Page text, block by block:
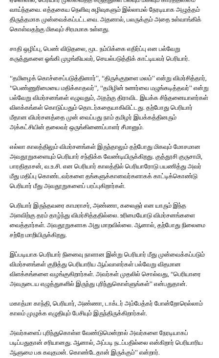
வாய்ந்தவை. எத்தகைய நெளிவு சுழிவுகளும் இல்லாமல் நேரடியாக அழுத்தம்
திருத்தமாக முன்வைக்கப்பட்டவை. அதனால், பலருக்கும் அதை உள்வாங்கிக்
கொள்வதற்கு மிகவும் சிரமமாக உள்ளது.
சாதி ஒழிப்பு, பெண் விடுதலை, மூட நம்பிக்கை எதிர்ப்பு என பல்வேறு
கருத்துகளை ஓங்கி முழங்கியவர், செயல்படுத்திக் காட்டியவர் பெரியார்.
“தமிழைக் கொச்சைப்படுத்தினார்”, “திருக்குறளை மலம்” என்று விமர்சித்தார்,
“பெண்ணுரிமையை மதிக்காதவர்”, “தமிழின் உணர்வை மழுங்கடித்தவர்” என்று
பல்வேறு விமர்சனங்கள் எழுவதும், அதற்கு திராவிட இயக்க சிந்தனையாளர்கள்
விளக்கங்கள் கொடுப்பதும் தொடர்கதையாகிவிட்டது. தற்போது பெரியார்
மீதான விமர்சனத்தை முன் வைப்பது நாம் தமிழர் இயக்கத்தினரும்
அக்கட்சியின் தலைவர் ஒருங்கிணைப்பாளர் சீமானும்.
எல்லா காலத்திலும் விமர்சனங்கள் இருந்தாலும் தற்போது மிகவும் மோசமான
அவதூறுகளையும் பெரியார் சந்திக்க வேண்டியிருக்கிறது. குத்தூசி குருசாமி,
பாரதிதாசன், வ.உ.சி. என பெரியார் காலத்தில் பெரியாரோடு பயணித்து அவர்
மீது மதிப்பு கொண்டவர்களை தங்களுக்கானவர்களாகக் காட்டிக்கொண்டு
பெரியார் மீது அவதூறுகளைப் பரப்புகிறார்கள்.
பெரியார் இருந்தவரை காமராசர், அண்ணா, கலைஞர் என யாரும் இந்த
அளவிற்கு தரம் தாழ்ந்து விமர்சித்ததில்லை. உரிமையோடு விமர்சனங்களை
வைத்தார்கள். அவதூறுகளாக அது மாறவில்லை. ஆனால், தற்போது நிலைமை
சற்றே மாறியிருக்கிறது.
இப்படியாக பெரியார் நினைவு நாளான இன்று பெரியார் மீது முன்வைக்கப்படும்
விமர்சனங்கள் குறித்து பெரியாரிய ஆய்வாளர்கள் பல்வேறு விதமான
விளக்கங்களை வழங்குகிறார்கள். அவர்கள் முதலில் சொல்வது, “பெரியாரை
அவருடைய எழுத்துகளில் இருந்து புரிந்துகொள்ளுங்கள்” என்பதுதான்.
மகாத்மா காந்தி, பெரியார், அண்ணா, டாக்டர் அம்பேத்கர் போன்றோரெல்லாம்
காலம் முழுக்க எழுதியும் பேசியும் இருந்திருக்கிறார்கள்.
அவர்களைப் புரிந்துகொள்ள வேண்டுமென்றால் அவர்களை நேரடியாகப்
படிப்பதுதான் சரியானது. ஆனால், அப்படி நடப்பதில்லை என்கிறார் பெரியாரிய
ஆளுமை பசு கவுதமன்.கொண்டேதான் இருக்கும்” என்றார்.